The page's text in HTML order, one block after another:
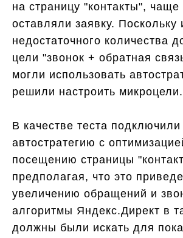
на страницу "контакты", чаще
оставляли заявку. Поскольку
недостаточного количества
цели "звонок + обратная
могли использовать
решили настроить микроцели.
В качестве теста подключили
автостратегию с
посещению страницы
предполагая, что это
увеличению обращений и
алгоритмы Яндекс.Директ в
должны были искать для